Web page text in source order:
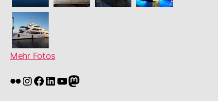
Mehr Fotos
Flickr
Instagram
Facebook
LinkedIn
YouTube
Mastodon